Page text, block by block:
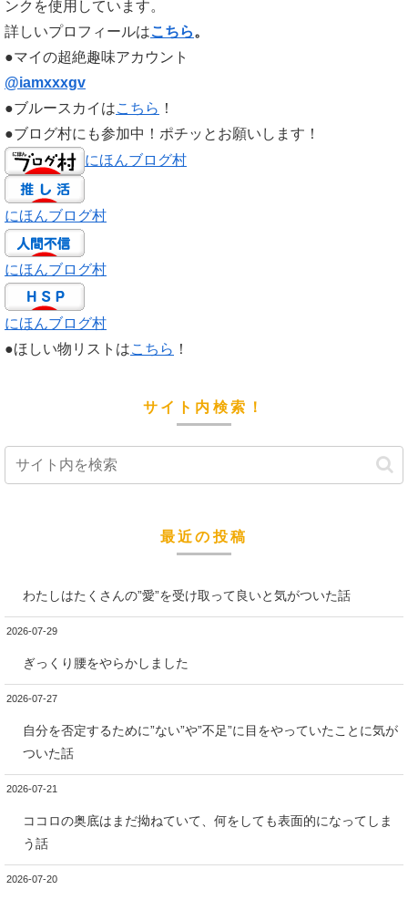
ンクを使用しています。
詳しいプロフィールはこちら。
●マイの超絶趣味アカウント
@iamxxxgv
●ブルースカイはこちら ！
●ブログ村にも参加中！ポチッとお願いします！
にほんブログ村
にほんブログ村
にほんブログ村
にほんブログ村
●ほしい物リストはこちら ！
サイト内検索！
最近の投稿
わたしはたくさんの”愛”を受け取って良いと気がついた話
2026-07-29
ぎっくり腰をやらかしました
2026-07-27
自分を否定するために”ない”や”不足”に目をやっていたことに気が
ついた話
2026-07-21
ココロの奥底はまだ拗ねていて、何をしても表面的になってしま
う話
2026-07-20